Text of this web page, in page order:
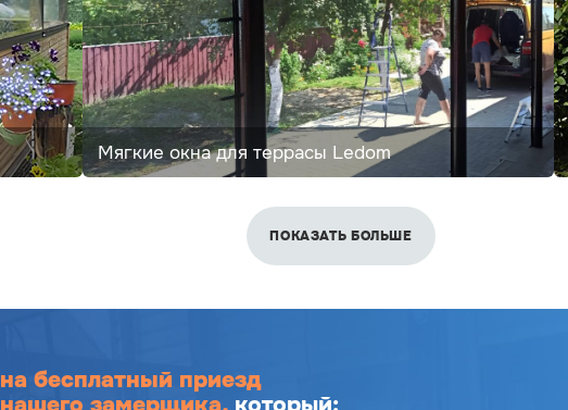
Мягкие окна для террасы Ledom
ПОКАЗАТЬ БОЛЬШЕ
на бесплатный приезд
нашего замерщика, который: